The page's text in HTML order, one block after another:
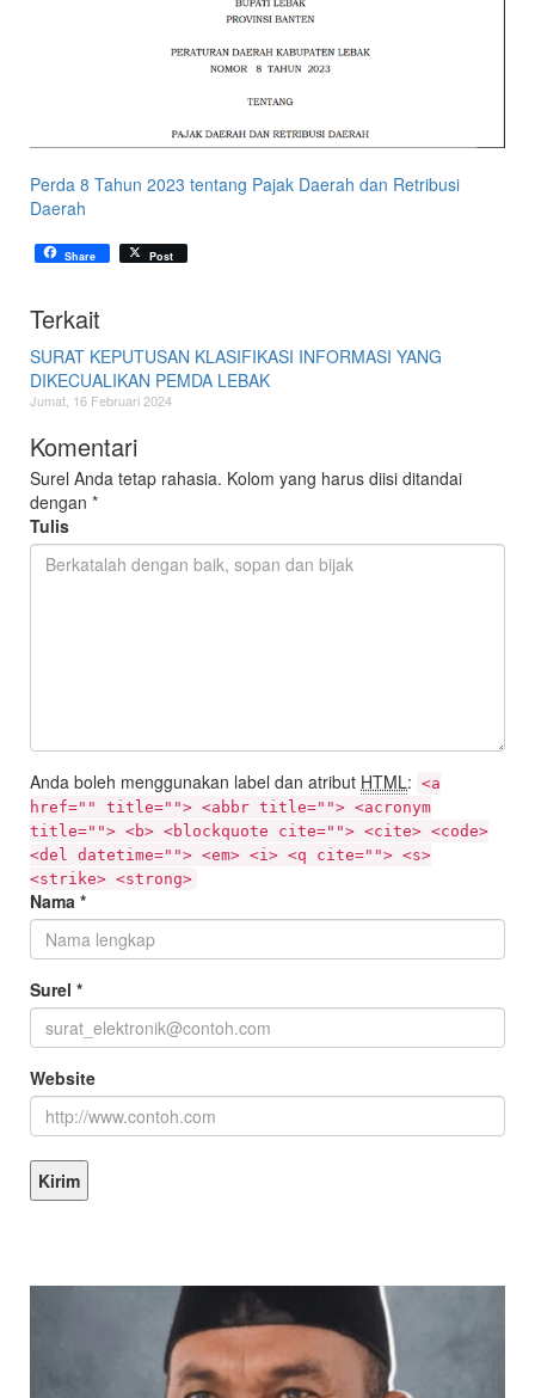
Perda 8 Tahun 2023 tentang Pajak Daerah dan Retribusi
Daerah
Share Post
Terkait
SURAT KEPUTUSAN KLASIFIKASI INFORMASI YANG
DIKECUALIKAN PEMDA LEBAK
Jumat, 16 Februari 2024
Komentari
Surel Anda tetap rahasia. Kolom yang harus diisi ditandai
dengan *
Tulis
Anda boleh menggunakan label dan atribut HTML: <a
href="" title=""> <abbr title=""> <acronym
title=""> <b> <blockquote cite=""> <cite> <code>
<del datetime=""> <em> <i> <q cite=""> <s>
<strike> <strong>
Nama *
Surel *
Website